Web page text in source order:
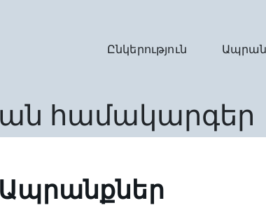
Ընկերություն
համակարգեր
Ապրանքներ